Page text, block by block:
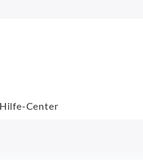
Hilfe-Center